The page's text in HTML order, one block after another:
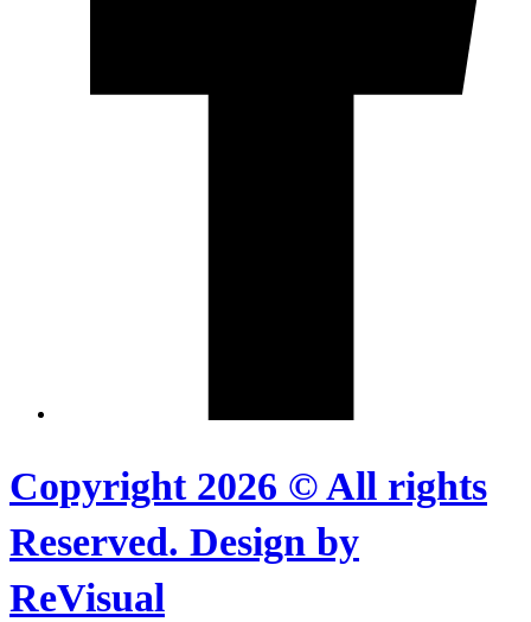
Copyright 2026 © All rights
Reserved. Design by
ReVisual